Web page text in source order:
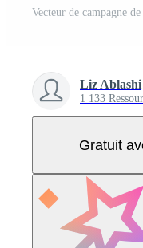
Liz Ablashi
1 133
Gratuit